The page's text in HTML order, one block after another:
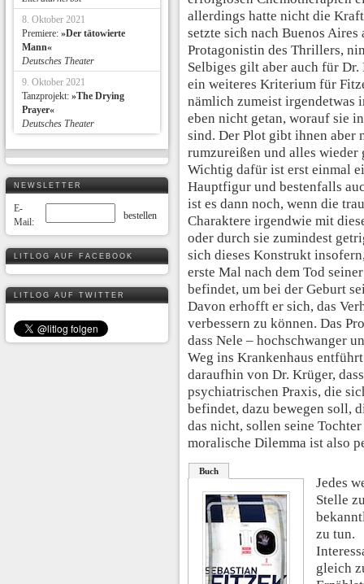
allerdings hatte nicht die
setzte sich nach Buenos
Protagonistin des Thrillers,
Selbiges gilt aber auch für
ein weiteres Kriterium für
nämlich zumeist irgendetwas
eben nicht getan, worauf sie
sind. Der Plot gibt ihnen aber
rumzureißen und alles wieder
Wichtig dafür ist erst einmal
Hauptfigur und bestenfalls
ist es dann noch, wenn die
Charaktere irgendwie mit
oder durch sie zumindest
sich dieses Konstrukt
erste Mal nach dem Tod
befindet, um bei der Geburt
Davon erhofft er sich, das
verbessern zu können. Das
dass Nele – hochschwanger
Weg ins Krankenhaus
daraufhin von Dr. Krüger,
psychiatrischen Praxis, die
befindet, dazu bewegen soll,
das nicht, sollen seine
moralische Dilemma ist also
Buch
Jedes
Stelle
zu tun.
gleich
8. Oktober 2021
Premiere: »Der tätowierte
Mann«
Deutsches Theater
9. Oktober 2021
Tanzprojekt: »The Drying
Prayer«
Deutsches Theater
NEWSLETTER
E-
Mail:
LITLOG AUF FACEBOOK
LITLOG AUF TWITTER